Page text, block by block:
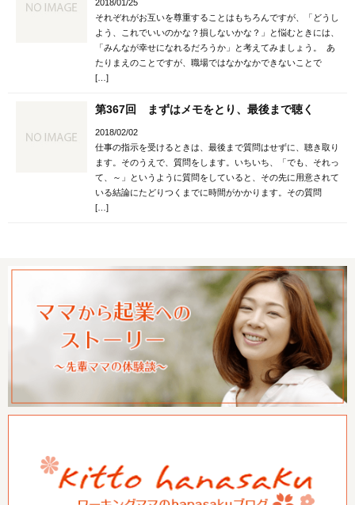
それぞれがお互いを尊重することはもちろんですが、「どうし
よう、これでいいのかな？損しないかな？」と悩むときには、
「みんなが幸せになれるだろうか」と考えてみましょう。 あ
たりまえのことですが、職場ではなかなかできないことで
[…]
第367回 まずはメモをとり、最後まで聴く
2018/02/02
仕事の指示を受けるときは、最後まで質問はせずに、聴き取り
ます。そのうえで、質問をします。いちいち、「でも、それっ
て、～」というように質問をしていると、その先に用意されて
いる結論にたどりつくまでに時間がかかります。その質問
[…]